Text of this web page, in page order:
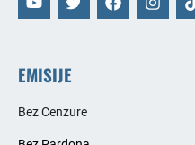
EMISIJE
Bez Cenzure